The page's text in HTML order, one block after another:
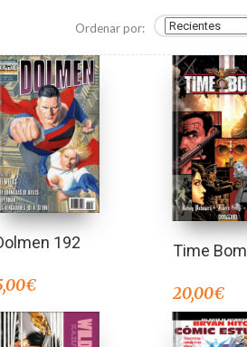
Ordenar por:
192
€
Time
20,00€